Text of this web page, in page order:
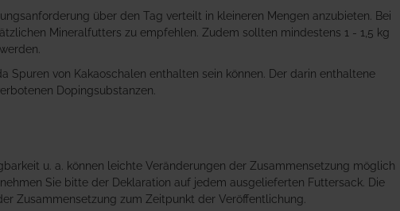
über den Tag verteilt in kleineren Mengen anzubieten. Bei
Mineralfutters zu empfehlen. Zudem sollten mindestens 1 - 1,5 kg
da Spuren von Kakaoschalen enthalten sein können. Der darin enthaltene
Dopingsubstanzen.
u. a. können leichte Veränderungen der Zusammensetzung möglich
Sie bitte der Deklaration auf jedem ausgelieferten Futtersack. Die
Zusammensetzung zum Zeitpunkt der Veröffentlichung.